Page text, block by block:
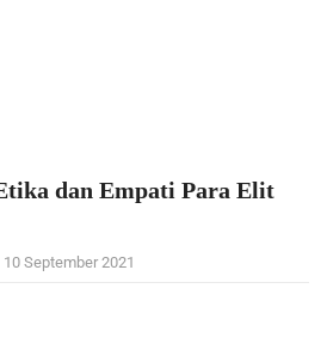
dan Empati Para Elit
10 September 2021